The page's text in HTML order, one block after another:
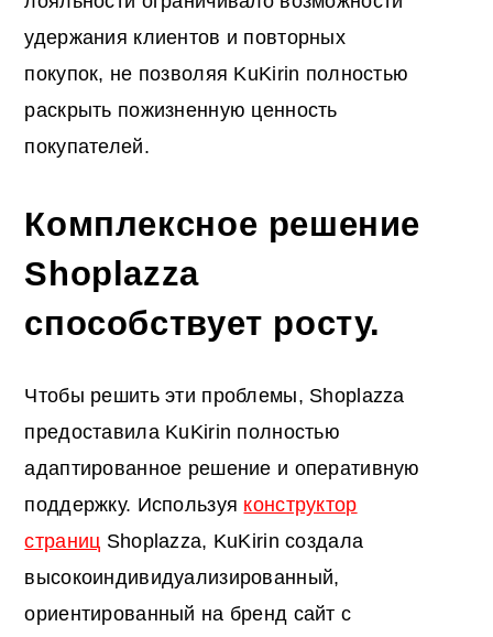
удержания клиентов и повторных
покупок, не позволяя KuKirin полностью
раскрыть пожизненную ценность
покупателей.
Комплексное решение
Shoplazza
способствует росту.
Чтобы решить эти проблемы, Shoplazza
предоставила KuKirin полностью
адаптированное решение и оперативную
поддержку. Используя конструктор
страниц Shoplazza, KuKirin создала
высокоиндивидуализированный,
ориентированный на бренд сайт с